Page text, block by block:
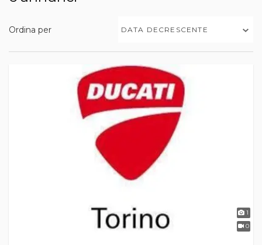
Ordina per DATA DECRESCENTE
1
0